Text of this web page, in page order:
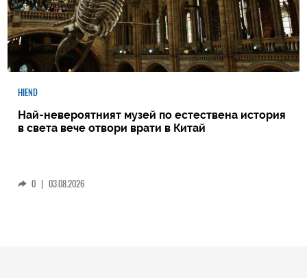
HIEND
Най-невероятният музей по естествена история
в света вече отвори врати в Китай
0 | 03.08.2026